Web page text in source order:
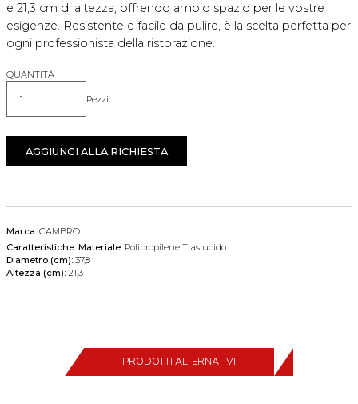
e 21,3 cm di altezza, offrendo ampio spazio per le vostre
esigenze. Resistente e facile da pulire, è la scelta perfetta per
ogni professionista della ristorazione.
QUANTITÀ
Quantità Pezzi
AGGIUNGI ALLA RICHIESTA
Marca: CAMBRO
Caratteristiche: Materiale: Polipropilene Traslucido
Diametro (cm): 37,8
Altezza (cm): 21,3
PRODOTTI ALTERNATIVI